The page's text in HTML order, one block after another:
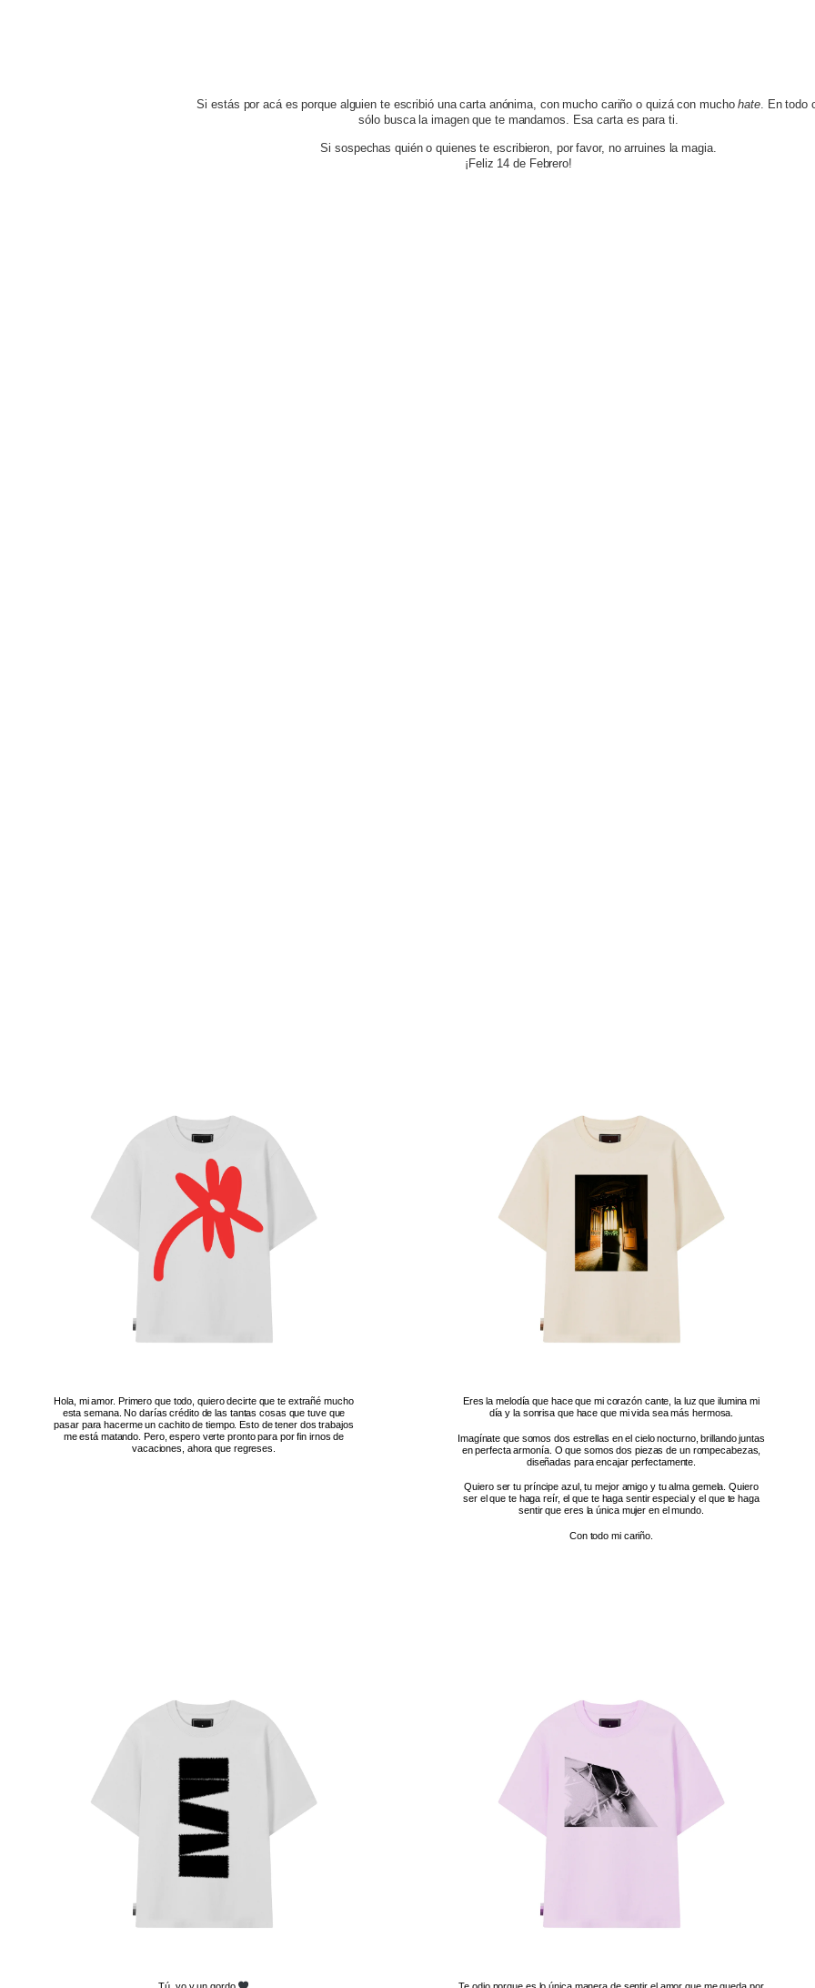
Si estás por acá es porque alguien te escribió una carta anónima, con mucho cariño o quizá con muchohate. En todo
sólo busca la imagen que te mandamos. Esa carta es para ti.
Si sospechas quién o quienes te escribieron, por favor, no arruines la magia.
¡Feliz 14 de Febrero!
Hola, mi amor. Primero que todo, quiero decirte que te extrañé mucho
esta semana. No darías crédito de las tantas cosas que tuve que
pasar para hacerme un cachito de tiempo. Esto de tener dos trabajos
me está matando. Pero, espero verte pronto para por fin irnos de
vacaciones, ahora que regreses.
Eres la melodía que hace que mi corazón cante, la luz que ilumina mi
día y la sonrisa que hace que mi vida sea más hermosa.
Imagínate que somos dos estrellas en el cielo nocturno, brillando juntas
en perfecta armonía. O que somos dos piezas de un rompecabezas,
diseñadas para encajar perfectamente.
Quiero ser tu príncipe azul, tu mejor amigo y tu alma gemela. Quiero
ser el que te haga reír, el que te haga sentir especial y el que te haga
sentir que eres la única mujer en el mundo.
Con todo mi cariño.